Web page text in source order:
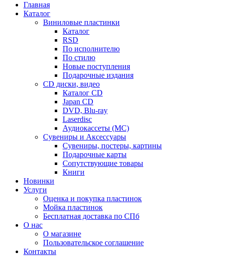
Главная
Каталог
Виниловые пластинки
Каталог
RSD
По исполнителю
По стилю
Новые поступления
Подарочные издания
CD диски, видео
Каталог CD
Japan CD
DVD, Blu-ray
Laserdisc
Аудиокассеты (MC)
Сувениры и Аксессуары
Сувениры, постеры, картины
Подарочные карты
Сопутствующие товары
Книги
Новинки
Услуги
Оценка и покупка пластинок
Мойка пластинок
Бесплатная доставка по СПб
О нас
О магазине
Пользовательское соглашение
Контакты